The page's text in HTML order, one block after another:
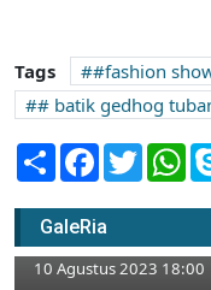
Tags #fashion
# batik gedhog
Share Facebook
Twitter
GaleRia
Kondisi Terkini
Haul Sunan
10 Agustus 2023 18:00